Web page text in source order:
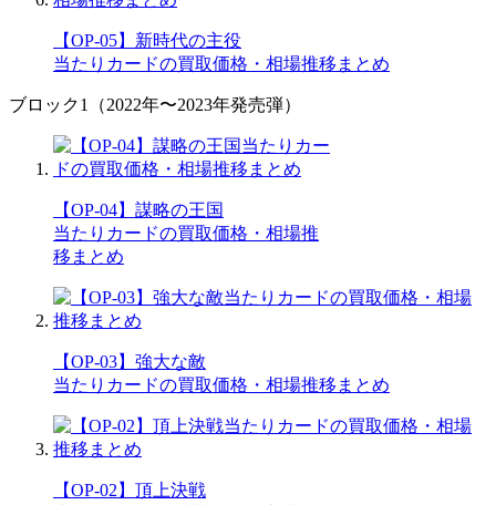
【OP-05】新時代の主役
当たりカードの買取価格・相場推移まとめ
ブロック1（2022年〜2023年発売弾）
【OP-04】謀略の王国
当たりカードの買取価格・相場推
移まとめ
【OP-03】強大な敵
当たりカードの買取価格・相場推移まとめ
【OP-02】頂上決戦